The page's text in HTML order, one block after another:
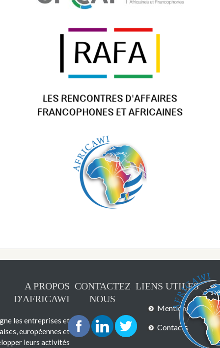
A PROPOS
D'AFRICAWI
les entreprises et
européennes et
leurs activités
CONTACTEZ
NOUS
LIENS UTILES
Mentions légales
Contacts